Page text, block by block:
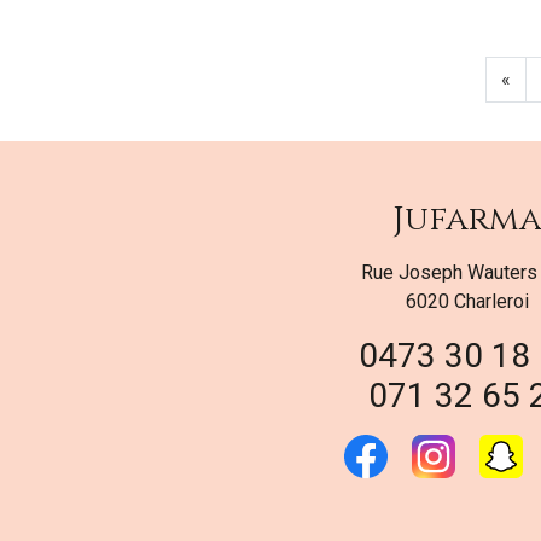
«
Jufarma
Rue Joseph
6020 Charleroi
0473 30 18
071 32 65